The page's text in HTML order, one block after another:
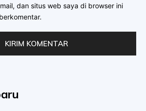
dan situs web saya di browser ini